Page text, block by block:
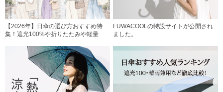
【2026年】日傘の選び方おすすめ特
集！遮光100%や折りたたみや軽量
FUWACOOLの特設サイトが公開され
ました。